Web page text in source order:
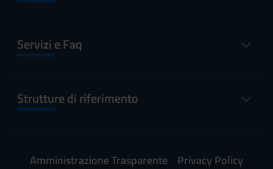
Servizi e Faq
Strutture di riferimento
Amministrazione Trasparente
Privacy Policy